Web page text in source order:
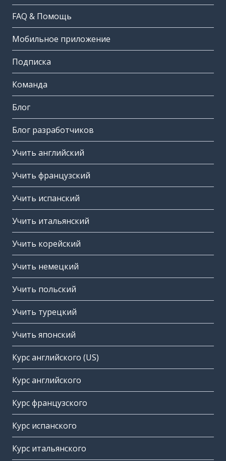
FAQ & Помощь
Мобильное приложение
Подписка
Команда
Блог
Блог разработчиков
Учить английский
Учить французский
Учить испанский
Учить итальянский
Учить корейский
Учить немецкий
Учить польский
Учить турецкий
Учить японский
Курс английского (US)
Курс английского
Курс французского
Курс испанского
Курс итальянского